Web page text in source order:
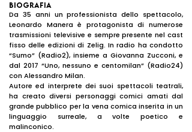
BIOGRAFIA
Da 35 anni un professionista dello spettacolo,
Leonardo Manera è protagonista di numerose
trasmissioni televisive e sempre presente nel cast
fisso delle edizioni di Zelig. In radio ha condotto
“Sumo” (Radio2), insieme a Giovanna Zucconi, e
dal 2017 “Uno, nessuno e centomilan” (Radio24)
con Alessandro Milan.
Autore ed interprete dei suoi spettacoli teatrali,
ha creato diversi personaggi comici amati dal
grande pubblico per la vena comica inserita in un
linguaggio surreale, a volte poetico e
malinconico.